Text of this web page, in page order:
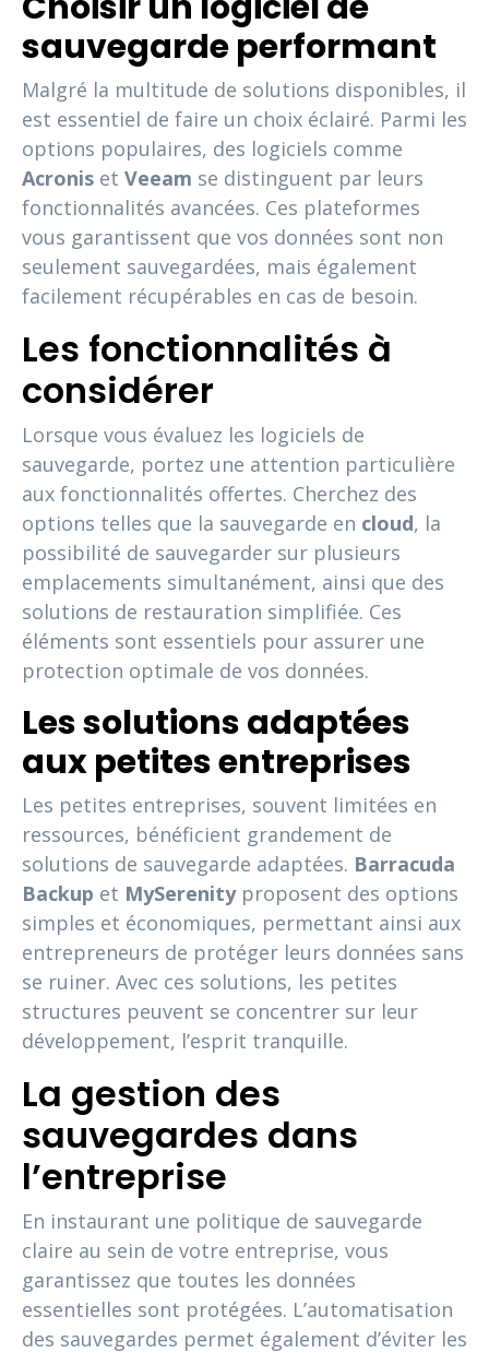
sauvegarde performant
Malgré la multitude de solutions disponibles, il
est essentiel de faire un choix éclairé. Parmi les
options populaires, des logiciels comme
Acronis et Veeam se distinguent par leurs
fonctionnalités avancées. Ces plateformes
vous garantissent que vos données sont non
seulement sauvegardées, mais également
facilement récupérables en cas de besoin.
Les fonctionnalités à
considérer
Lorsque vous évaluez les logiciels de
sauvegarde, portez une attention particulière
aux fonctionnalités offertes. Cherchez des
options telles que la sauvegarde en cloud, la
possibilité de sauvegarder sur plusieurs
emplacements simultanément, ainsi que des
solutions de restauration simplifiée. Ces
éléments sont essentiels pour assurer une
protection optimale de vos données.
Les solutions adaptées
aux petites entreprises
Les petites entreprises, souvent limitées en
ressources, bénéficient grandement de
solutions de sauvegarde adaptées. Barracuda
Backup et MySerenityproposent des options
simples et économiques, permettant ainsi aux
entrepreneurs de protéger leurs données sans
se ruiner. Avec ces solutions, les petites
structures peuvent se concentrer sur leur
développement, l’esprit tranquille.
La gestion des
sauvegardes dans
l’entreprise
En instaurant une politique de sauvegarde
claire au sein de votre entreprise, vous
garantissez que toutes les données
essentielles sont protégées. L’automatisation
des sauvegardes permet également d’éviter les